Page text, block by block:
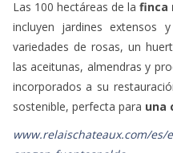
incluyen jardines extensos
variedades de rosas, un
las aceitunas, almendras y
incorporados a su
sostenible, perfecta para
www.relaischateaux.com/es/